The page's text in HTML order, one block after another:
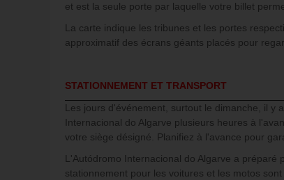
et est la seule porte par laquelle votre billet
La carte indique les tribunes et les portes
approximatif des écrans géants placés pour
STATIONNEMENT ET TRANSPORT
Les jours d'événement, surtout le dimanche, il y
Internacional do Algarve plusieurs heures à
votre siège désigné. Planifiez à l'avance pour
L'Autódromo Internacional do Algarve a
stationnement pour les voitures et les motos